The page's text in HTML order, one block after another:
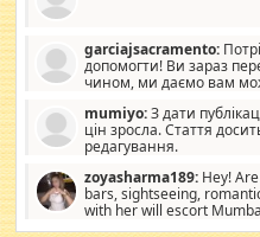
garciajsacramento:
допомогти! Ви зараз
чином, ми даємо вам
допомагати людям, які
заслуговує на другий шанс, і,
повинні приймати від інших.
витрат, а тільки узгоджених
коментуйте цей пост. Введіть
зв'яжемося з вами з усіма
сьогодні на
mumiyo:З дати
цін зросла. Стаття
редагування.
zoyasharma189: Hey!
bars, sightseeing,
with her will escort
sexy escort companion in arms